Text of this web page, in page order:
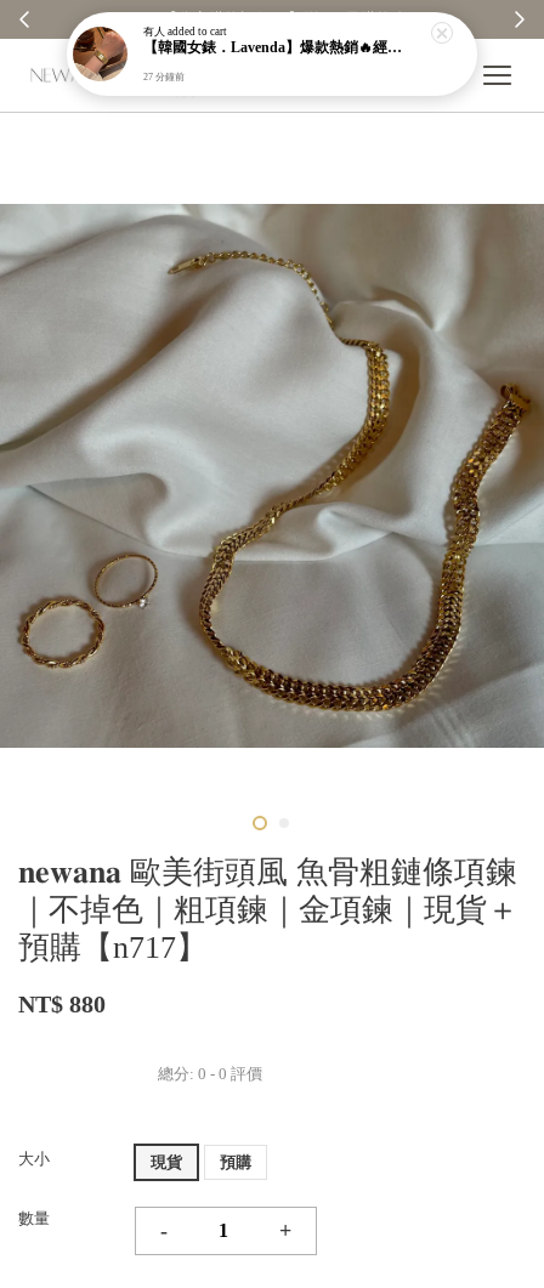
𝐧𝐞𝐰𝐚𝐧𝐚 歐美街頭風 魚骨粗鏈條項鍊
｜不掉色｜粗項鍊｜金項鍊｜現貨＋
預購【n717】
NT$ 880
總分: 0 - 0 評價
大小 現貨 預購
數量
- +
有人 added to cart
【韓國女錶．Lavenda】爆款熱銷🔥經典之作老錢風編織紋理奢華金錶【nk64】
27 分鐘前